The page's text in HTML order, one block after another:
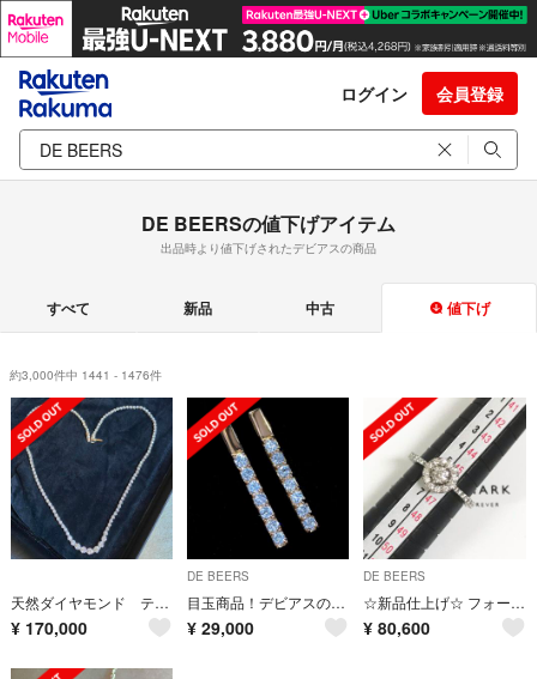
ログイン 会員登録
DE BEERSの値下げアイテム
出品時より値下げされたデビアスの商品
すべて 新品 中古 値下げ
約3,000件中 1441 - 1476件
天然ダイヤモンド テニス ネックレス 5.0ct ブレス 10. カルティエ
¥ 170,000
DE BEERS
目玉商品！デビアスのダイヤ 0.20ct K18YG ピアス 鑑別付
¥ 29,000
DE BEERS
☆新品仕上げ☆ フォーエバーマーク カシケイ リング forever mark
¥ 80,600